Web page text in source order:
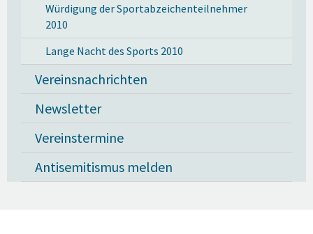
Würdigung der Sportabzeichenteilnehmer
2010
Lange Nacht des Sports 2010
Vereinsnachrichten
Newsletter
Vereinstermine
Antisemitismus melden